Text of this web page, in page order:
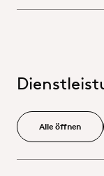
Alle öffnen